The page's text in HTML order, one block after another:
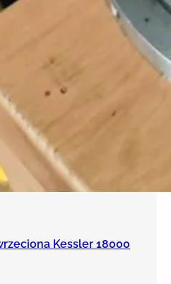
Kessler 18000